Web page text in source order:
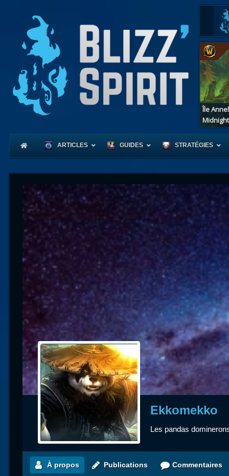
Île
Midnight
ARTICLES GUIDES
Coeur
Races
alliées
des îles
le vol
Uldum
Val
STRATÉGIES
Ekkomekko
Les pandas
À propos Publications Commentaires